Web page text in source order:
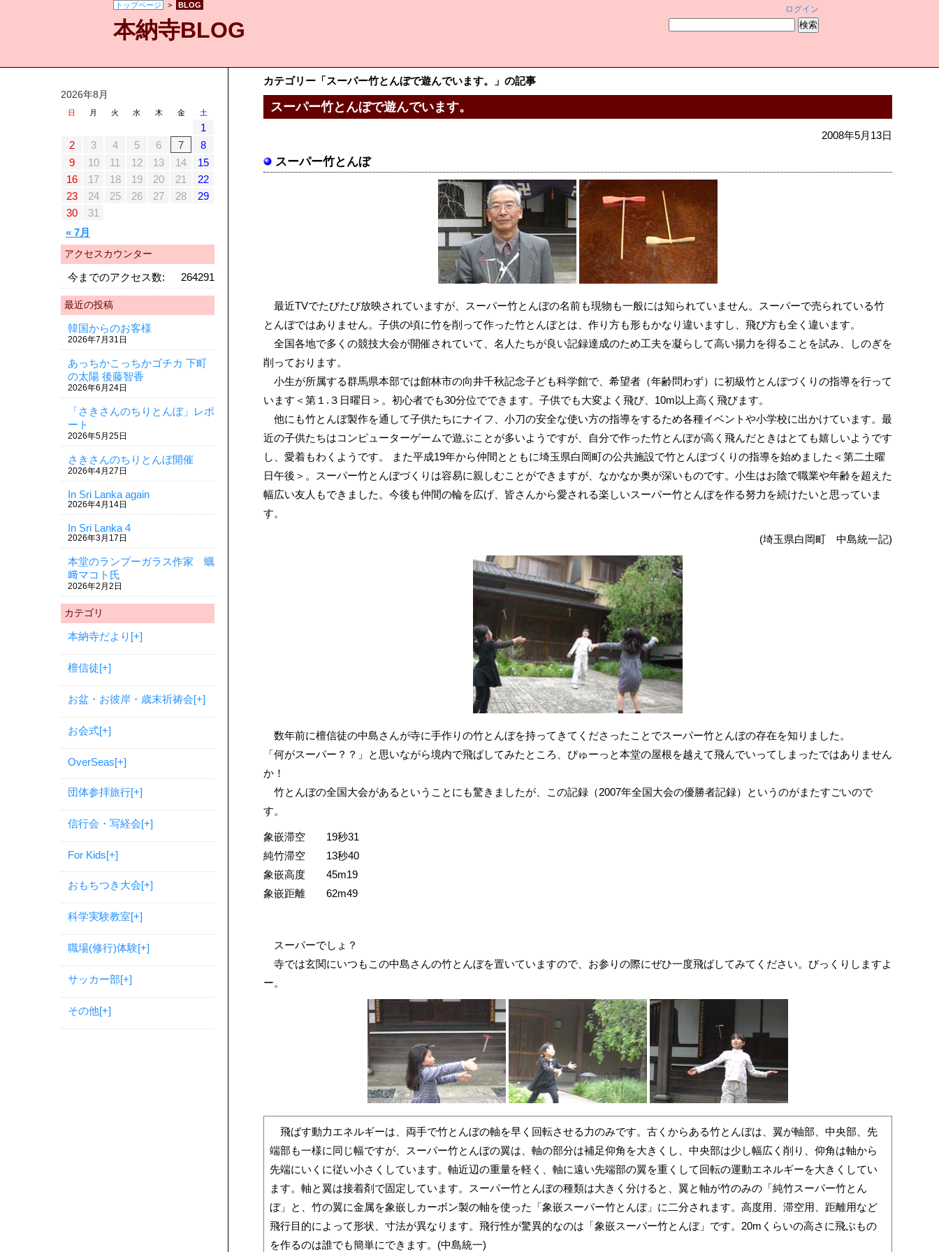
ログイン
本納寺BLOG
トップページ > BLOG
2026年8月
日 月 火 水 木 金 土
« 7月
1
2
3 4 5 6 7
8
9
10 11 12 13 14
15
16
17 18 19 20 21
22
23
24 25 26 27 28
29
30
31
アクセスカウンター
264291
今までのアクセス数:
最近の投稿
韓国からのお客様
2026年7月31日
あっちかこっちかゴチカ 下町
の太陽 後藤智香
2026年6月24日
「さきさんのちりとんぼ」レポ
ート
2026年5月25日
さきさんのちりとんぼ開催
2026年4月27日
In Sri Lanka again
2026年4月14日
In Sri Lanka 4
2026年3月17日
本堂のランプーガラス作家 蠣
﨑マコト氏
2026年2月2日
カテゴリ
本納寺だより [+]
檀信徒[+]
お盆・お彼岸・歳末祈祷会[+]
お会式[+]
OverSeas[+]
団体参拝旅行[+]
信行会・写経会[+]
For Kids[+]
おもちつき大会[+]
科学実験教室[+]
職場(修行)体験[+]
サッカー部[+]
その他[+]
カテゴリー「スーパー竹とんぼで遊んでいます。」の記事
スーパー竹とんぼで遊んでいます。
2008年5月13日
スーパー竹とんぼ
最近TVでたびたび放映されていますが、スーパー竹とんぼの名前も現物も一般には知られていません。スーパーで売られている竹
とんぼではありません。子供の頃に竹を削って作った竹とんぼとは、作り方も形もかなり違いますし、飛び方も全く違います。
全国各地で多くの競技大会が開催されていて、名人たちが良い記録達成のため工夫を凝らして高い揚力を得ることを試み、しのぎを
削っております。
小生が所属する群馬県本部では館林市の向井千秋記念子ども科学館で、希望者（年齢問わず）に初級竹とんぼづくりの指導を行って
います＜第１.３日曜日＞。初心者でも30分位でできます。子供でも大変よく飛び、10m以上高く飛びます。
他にも竹とんぼ製作を通して子供たちにナイフ、小刀の安全な使い方の指導をするため各種イベントや小学校に出かけています。最
近の子供たちはコンピューターゲームで遊ぶことが多いようですが、自分で作った竹とんぼが高く飛んだときはとても嬉しいようです
し、愛着もわくようです。 また平成19年から仲間とともに埼玉県白岡町の公共施設で竹とんぼづくりの指導を始めました＜第二土曜
日午後＞。スーパー竹とんぼづくりは容易に親しむことができますが、なかなか奥が深いものです。小生はお陰で職業や年齢を超えた
幅広い友人もできました。今後も仲間の輪を広げ、皆さんから愛される楽しいスーパー竹とんぼを作る努力を続けたいと思っていま
す。
(埼玉県白岡町 中島統一記)
数年前に檀信徒の中島さんが寺に手作りの竹とんぼを持ってきてくださったことでスーパー竹とんぼの存在を知りました。
「何がスーパー？？」と思いながら境内で飛ばしてみたところ、ぴゅーっと本堂の屋根を越えて飛んでいってしまったではありません
か！
竹とんぼの全国大会があるということにも驚きましたが、この記録（2007年全国大会の優勝者記録）というのがまたすごいので
す。
象嵌滞空 19秒31
純竹滞空 13秒40
象嵌高度 45m19
象嵌距離 62m49
スーパーでしょ？
寺では玄関にいつもこの中島さんの竹とんぼを置いていますので、お参りの際にぜひ一度飛ばしてみてください。びっくりしますよ
ー。
飛ばす動力エネルギーは、両手で竹とんぼの軸を早く回転させる力のみです。古くからある竹とんぼは、翼が軸部、中央部、先
端部も一様に同じ幅ですが、スーパー竹とんぼの翼は、軸の部分は補足仰角を大きくし、中央部は少し幅広く削り、仰角は軸から
先端にいくに従い小さくしています。軸近辺の重量を軽く、軸に遠い先端部の翼を重くして回転の運動エネルギーを大きくしてい
ます。軸と翼は接着剤で固定しています。スーパー竹とんぼの種類は大きく分けると、翼と軸が竹のみの「純竹スーパー竹とん
ぼ」と、竹の翼に金属を象嵌しカーボン製の軸を使った「象嵌スーパー竹とんぼ」に二分されます。高度用、滞空用、距離用など
飛行目的によって形状、寸法が異なります。飛行性が驚異的なのは「象嵌スーパー竹とんぼ」です。20mくらいの高さに飛ぶもの
を作るのは誰でも簡単にできます。(中島統一)